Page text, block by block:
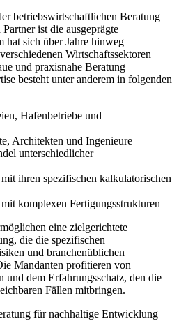
betriebswirtschaftlichen Beratung
ist die ausgeprägte
hat sich über Jahre hinweg
Wirtschaftssektoren
und praxisnahe Beratung
besteht unter anderem in folgenden
Hafenbetriebe und
Architekten und Ingenieure
unterschiedlicher
ihren spezifischen kalkulatorischen
komplexen Fertigungsstrukturen
eine zielgerichtete
die die spezifischen
und branchenüblichen
Mandanten profitieren von
dem Erfahrungsschatz, den die
Fällen mitbringen.
für nachhaltige Entwicklung